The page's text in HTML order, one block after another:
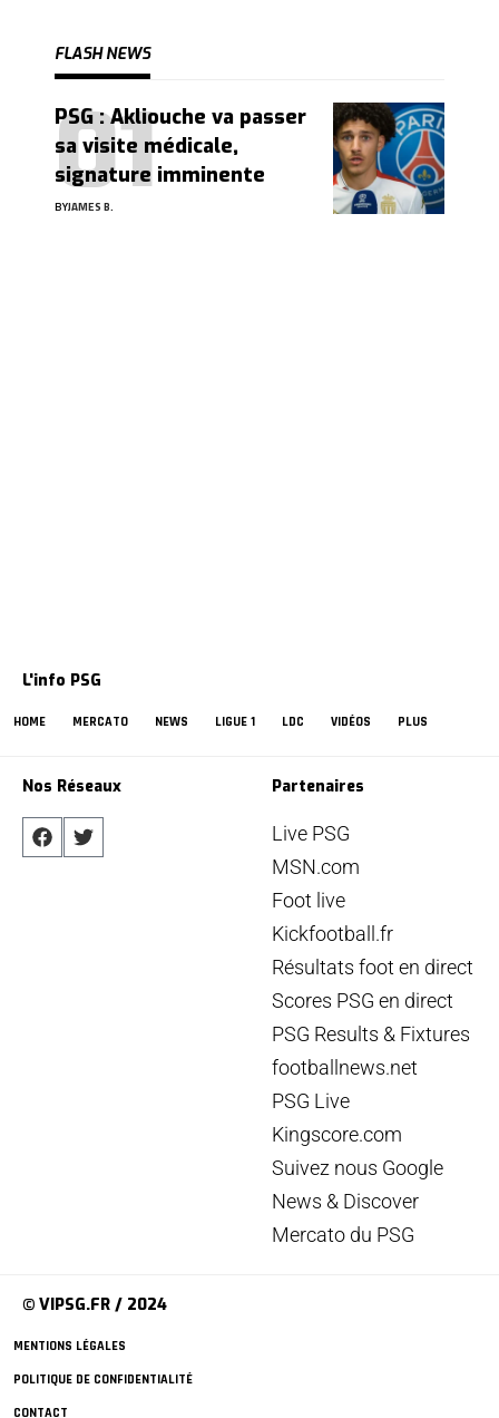
FLASH NEWS
PSG : Akliouche va passer
sa visite médicale,
signature imminente
BYJAMES B.
L'info PSG
HOME MERCATO NEWS LIGUE 1 LDC VIDÉOS PLUS
Nos Réseaux Partenaires
Live PSG
MSN.com
Foot live
Kickfootball.fr
Résultats foot en direct
Scores PSG en direct
PSG Results & Fixtures
footballnews.net
PSG Live
Kingscore.com
Suivez nous Google
News & Discover
Mercato du PSG
© VIPSG.FR / 2024
MENTIONS LÉGALES
POLITIQUE DE CONFIDENTIALITÉ
CONTACT